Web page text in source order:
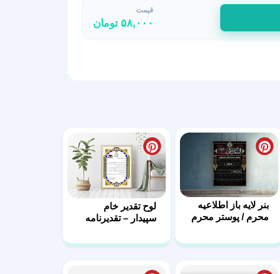
قیمت
۵۸,۰۰۰ تومان
بنر لایه باز اطلاعیه
محرم / پوستر محرم
لوح تقدیر خام
سپیدار – تقدیرنامه